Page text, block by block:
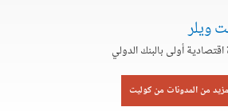
ويلر
أولى بالبنك الدولي
من المدونات من كوليت